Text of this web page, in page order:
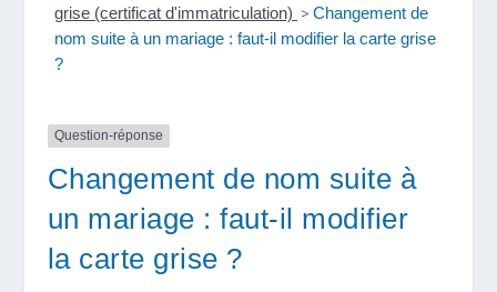
grise (certificat d'immatriculation) > Changement de
nom suite à un mariage : faut-il modifier la carte grise
?
Question-réponse
Changement de nom suite à
un mariage : faut-il modifier
la carte grise ?